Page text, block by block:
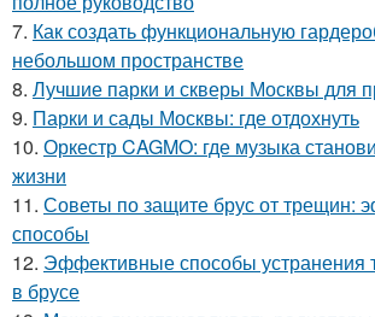
7. Как создать функциональную
небольшом пространстве
8. Лучшие парки и скверы Москвы для
9. Парки и сады Москвы: где отдохнуть
10. Оркестр CAGMO: где музыка
жизни
11. Советы по защите брус от трещин:
способы
12. Эффективные способы устранения
в брусе